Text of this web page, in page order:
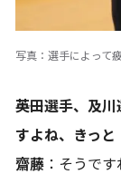
写真：選手によって
――英田選手、及
すよね、きっと
齋藤 ：そうで